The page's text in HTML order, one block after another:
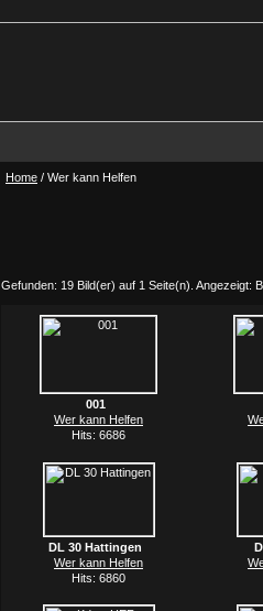
Home / Wer kann Helfen
Gefunden: 19 Bild(er) auf 1 Seite(n). Angezeigt:
001
Wer kann Helfen
Hits: 6686
DL 30 Hattingen
Wer kann Helfen
Hits: 6860